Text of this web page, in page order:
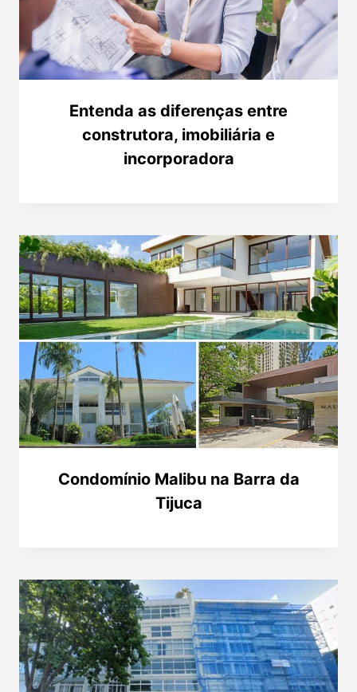
Entenda as diferenças entre
construtora, imobiliária e
incorporadora
Condomínio Malibu na Barra da
Tijuca